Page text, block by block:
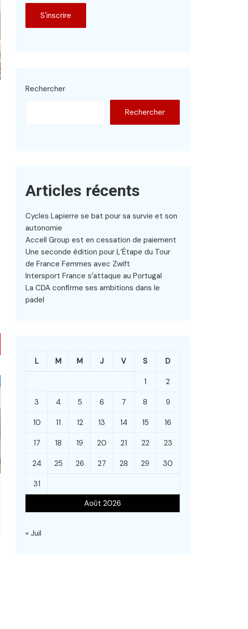
Rechercher
Rechercher
Articles récents
Cycles Lapierre se bat pour sa survie et son
autonomie
Accell Group est en cessation de paiement
Une seconde édition pour L’Étape du Tour
de France Femmes avec Zwift
Intersport France s’attaque au Portugal
La CDA confirme ses ambitions dans le
padel
Août 2026
L M M J V S D
1 2
3 4 5 6 7 8 9
10 11 12 13 14 15 16
17 18 19 20 21 22 23
24 25 26 27 28 29 30
31
« Juil